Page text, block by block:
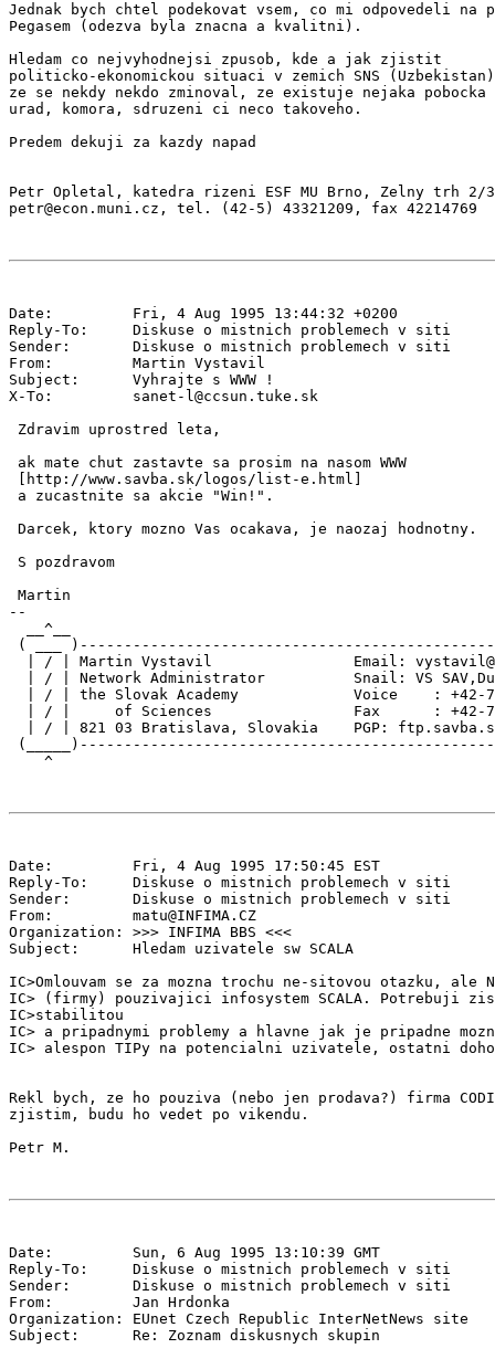
Jednak bych chtel podekovat vsem, co mi odpovedeli na
Pegasem (odezva byla znacna a kvalitni).
Hledam co nejvyhodnejsi zpusob, kde a jak zjistit
politicko-ekonomickou situaci v zemich SNS
ze se nekdy nekdo zminoval, ze existuje nejaka
urad, komora, sdruzeni ci neco takoveho.
Predem dekuji za kazdy napad
Petr Opletal, katedra rizeni ESF MU Brno, Zelny trh 2/
Date:         Fri, 4 Aug 1995 13:44:32 +0200
Reply-To:     Diskuse o mistnich problemech v siti
Sender:       Diskuse o mistnich problemech v siti
From:         Martin Vystavil
Subject:      Vyhrajte s WWW !
X-To:         sanet-l@ccsun.tuke.sk
Zdravim uprostred leta,
ak mate chut zastavte sa prosim na nasom WWW
[http://www.savba.sk/logos/list-e.html]
a zucastnite sa akcie "Win!".
Darcek, ktory mozno Vas ocakava, je naozaj hodnotny.
S pozdravom
Martin
--
__^__
( ___
| / | Martin Vystavil                Email:
| / | Network Administrator          Snail: VS
| / | the Slovak Academy             Voice    : +42-
| / |     of Sciences                Fax      : +42-
| / | 821 03 Bratislava, Slovakia    PGP:
Date:         Fri, 4 Aug 1995 17:50:45 EST
Reply-To:     Diskuse o mistnich problemech v siti
Sender:       Diskuse o mistnich problemech v siti
From:         matu@INFIMA.CZ
Organization: >>> INFIMA BBS <<<
Subject:      Hledam uzivatele sw SCALA
IC>Omlouvam se za mozna trochu ne-sitovou otazku, ale
IC> (firmy) pouzivajici infosystem SCALA. Potrebuji
IC>stabilitou
IC> a pripadnymi problemy a hlavne jak je pripadne
IC> alespon TIPy na potencialni uzivatele, ostatni
Rekl bych, ze ho pouziva (nebo jen prodava?) firma
zjistim, budu ho vedet po vikendu.
Date:         Sun, 6 Aug 1995 13:10:39 GMT
Reply-To:     Diskuse o mistnich problemech v siti
Sender:       Diskuse o mistnich problemech v siti
From:         Jan Hrdonka
Organization: EUnet Czech Republic InterNetNews site
Subject:      Re: Zoznam diskusnych skupin